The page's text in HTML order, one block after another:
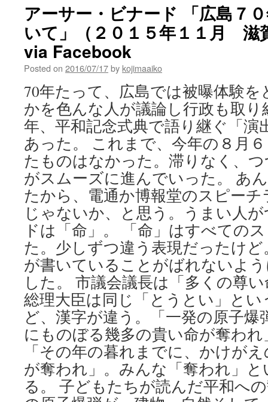
アーサー・ビナード 「広島７
いて」（２０１５年１１月 滋
via Facebook
Posted on 2016/07/17by kojimaaiko
70年たって、広島では被曝体験
かを色んな人が議論し行政も取
年、平和記念式典で語り継ぐ「演
あった。 これまで、今年の８月
たものはなかった。滞りなく、
がスムーズに進んでいった。 あ
たから、電通か博報堂のスピー
じゃないか、と思う。うまい人
ドは「命」。 「命」はすべての
た。少しずつ違う表現だったけ
が書いていることがばれないよ
した。 市議会議長は「多くの尊
総理大臣は同じ「とうとい」と
ど、漢字が違う。「一発の原子爆
にものぼる幾多の貴い命が奪わ
「その年の暮れまでに、かけが
が奪われ」。みんな「奪われ」
る。 子どもたちが読んだ平和へ